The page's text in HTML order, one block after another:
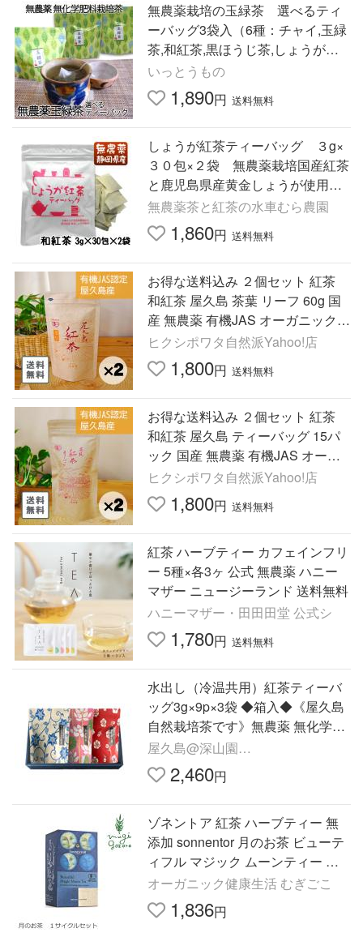
無農薬栽培の玉緑茶 選べるティ
ーバッグ3袋入（6種：チャイ,玉緑
茶,和紅茶,黒ほうじ茶,しょうが紅
茶,シナモン紅茶）＊ゆうパケット
便送料込
いっとうもの
1,890円 送料無料
しょうが紅茶ティーバッグ ３g×
３０包×２袋 無農薬栽培国産紅茶
と鹿児島県産黄金しょうが使用
無添加
無農薬茶と紅茶の水車むら農園
1,860円 送料無料
お得な送料込み ２個セット 紅茶
和紅茶 屋久島 茶葉 リーフ 60g 国
産 無農薬 有機JAS オーガニック
高級
ヒクシポワタ自然派Yahoo!店
1,800円 送料無料
お得な送料込み ２個セット 紅茶
和紅茶 屋久島 ティーバッグ 15パ
ック 国産 無農薬 有機JAS オーガ
ニック 高級
ヒクシポワタ自然派Yahoo!店
1,800円 送料無料
紅茶 ハーブティー カフェインフリ
ー 5種×各3ヶ 公式 無農薬 ハニー
マザー ニュージーランド 送料無料
ハニーマザー・田田田堂 公式シ
1,780円 送料無料
水出し（冷温共用）紅茶ティーバ
ッグ3g×9p×3袋 ◆箱入◆《屋久島
自然栽培茶です》無農薬 無化学肥
料 和紅茶
屋久島@深山園
yakusima@miyamaen
2,460円
ゾネントア 紅茶 ハーブティー 無
添加 sonnentor 月のお茶 ビューテ
ィフル マジック ムーンティー お
月様とともに楽しむ 1g×28袋 オー
ガニック 無農薬 有機
オーガニック健康生活 むぎごこ
1,836円